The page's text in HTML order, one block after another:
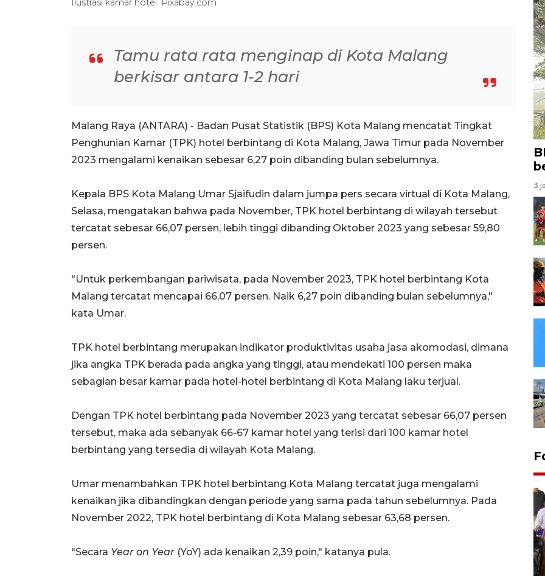
Ilustrasi kamar hotel. Pixabay.com
Tamu rata rata menginap di Kota Malang
berkisar antara 1-2 hari
Malang Raya (ANTARA) - Badan Pusat Statistik (BPS) Kota Malang mencatat Tingkat
Penghunian Kamar (TPK) hotel berbintang di Kota Malang, Jawa Timur pada November
2023 mengalami kenaikan sebesar 6,27 poin dibanding bulan sebelumnya.
Kepala BPS Kota Malang Umar Sjaifudin dalam jumpa pers secara virtual di Kota Malang,
Selasa, mengatakan bahwa pada November, TPK hotel berbintang di wilayah tersebut
tercatat sebesar 66,07 persen, lebih tinggi dibanding Oktober 2023 yang sebesar 59,80
persen.
"Untuk perkembangan pariwisata, pada November 2023, TPK hotel berbintang Kota
Malang tercatat mencapai 66,07 persen. Naik 6,27 poin dibanding bulan sebelumnya,"
kata Umar.
TPK hotel berbintang merupakan indikator produktivitas usaha jasa akomodasi, dimana
jika angka TPK berada pada angka yang tinggi, atau mendekati 100 persen maka
sebagian besar kamar pada hotel-hotel berbintang di Kota Malang laku terjual.
Dengan TPK hotel berbintang pada November 2023 yang tercatat sebesar 66,07 persen
tersebut, maka ada sebanyak 66-67 kamar hotel yang terisi dari 100 kamar hotel
berbintang yang tersedia di wilayah Kota Malang.
Umar menambahkan TPK hotel berbintang Kota Malang tercatat juga mengalami
kenaikan jika dibandingkan dengan periode yang sama pada tahun sebelumnya. Pada
November 2022, TPK hotel berbintang di Kota Malang sebesar 63,68 persen.
"Secara Year on Year (YoY) ada kenaikan 2,39 poin," katanya pula.
3